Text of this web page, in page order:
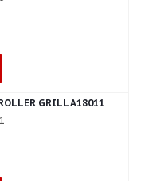
GRILL A18011